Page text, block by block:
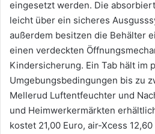
eingesetzt werden. Die
leicht über ein sicheres
außerdem besitzen die Behälter
einen verdeckten
Kindersicherung. Ein Tab hält im
Umgebungsbedingungen bis zu
Mellerud Luftentfeuchter und
und Heimwerkermärkten
kostet 21,00 Euro, air-Xcess